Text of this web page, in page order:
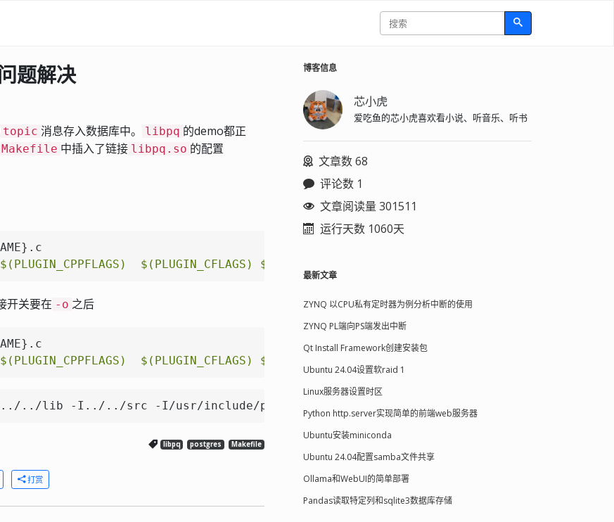
题解决
topic 消息存入数据库中。 libpq 的demo都正
Makefile 中插入了链接 libpq.so 的配置
$(PLUGIN_CPPFLAGS) $(PLUGIN_CFLAGS) $(PLUGIN_LDFLAGS)
开关要在 -o 之后
$(PLUGIN_CPPFLAGS) $(PLUGIN_CFLAGS) $(PLUGIN_LDFLAGS)
-I../../src -I/usr/include/postgresql -I../../deps  -Wall -ggdb -O2 -Wconversion -
libpq postgres Makefile
打赏
博客信息
芯小虎
爱吃鱼的芯小虎喜欢看小说、听音乐、听书
文章数 68
评论数 1
文章阅读量 301511
运行天数 1060天
最新文章
ZYNQ 以CPU私有定时器为例分析中断的使用
ZYNQ PL端向PS端发出中断
Qt Install Framework创建安装包
Ubuntu 24.04设置软raid 1
Linux服务器设置时区
Python http.server实现简单的前端web服务器
Ubuntu安装miniconda
Ubuntu 24.04配置samba文件共享
Ollama和WebUI的简单部署
Pandas读取特定列和sqlite3数据库存储